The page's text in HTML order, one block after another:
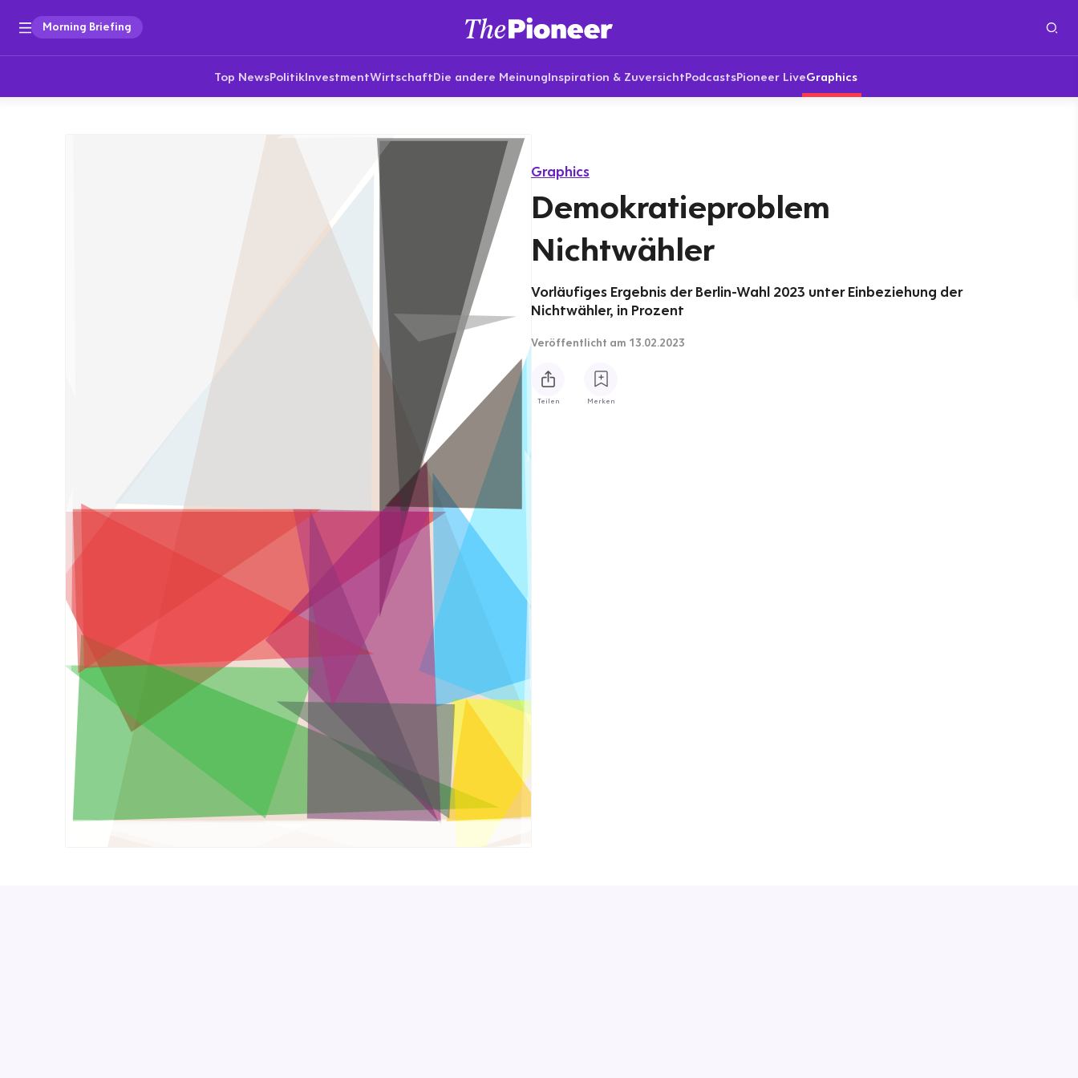
Morning Briefing
Top NewsPolitikInvestmentWirtschaftDie andere MeinungInspiration & ZuversichtPodcastsPioneer LiveGraphics
Graphics
Demokratieproblem
Nichtwähler
Vorläufiges Ergebnis der Berlin-Wahl 2023 unter Einbeziehung der
Nichtwähler, in Prozent
Veröffentlicht am 13.02.2023
Teilen Merken